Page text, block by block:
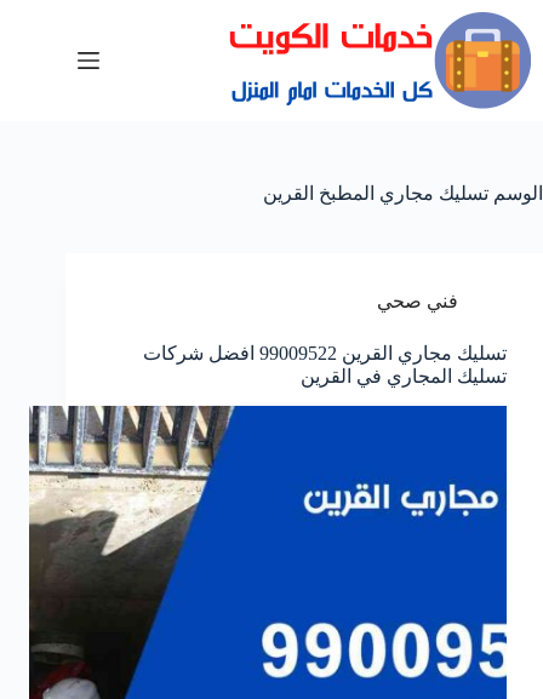
الوسم تسليك مجاري المطبخ القرين
فني صحي
تسليك مجاري القرين 99009522 افضل شركات
تسليك المجاري في القرين